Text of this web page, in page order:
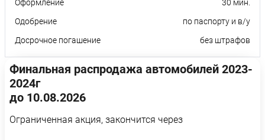
Оформление
30 мин.
Одобрение
по паспорту и в/у
Досрочное погашение
без штрафов
Финальная распродажа автомобилей 2023-
2024г
до 10.08.2026
Ограниченная акция, закончится через